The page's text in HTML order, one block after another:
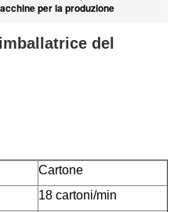
per la produzione
del
Cartone
18